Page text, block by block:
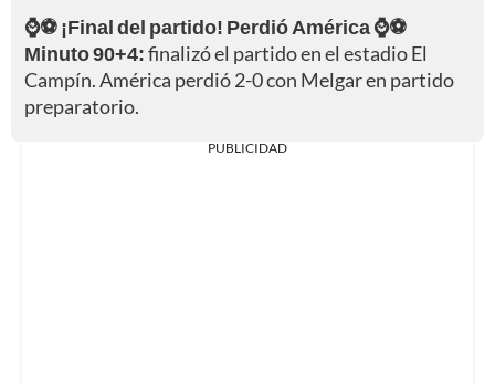
⌚⚽ ¡Final del partido! Perdió América ⌚⚽
Minuto 90+4:finalizó el partido en el estadio El
Campín. América perdió 2-0 con Melgar en partido
preparatorio.
PUBLICIDAD